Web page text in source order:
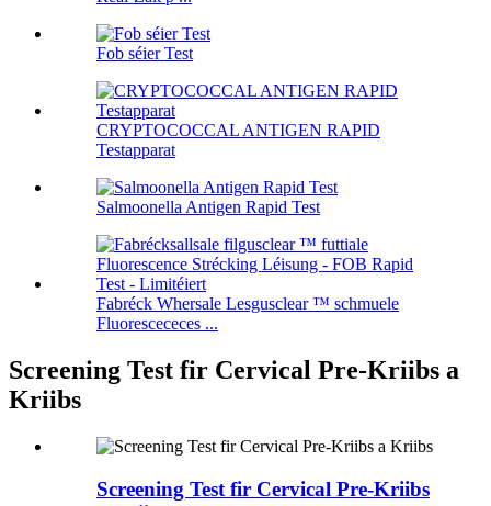
Fob séier Test
CRYPTOCOCCAL ANTIGEN RAPID
Testapparat
Salmoonella Antigen Rapid Test
Fabréck Whersale Lesgusclear ™ schmuele
Fluorescececes ...
Screening Test fir Cervical Pre-Kriibs a
Kriibs
Screening Test fir Cervical Pre-Kriibs